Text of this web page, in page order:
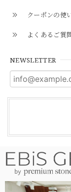
クーポンの使
よくあるご質
NEWSLETTER